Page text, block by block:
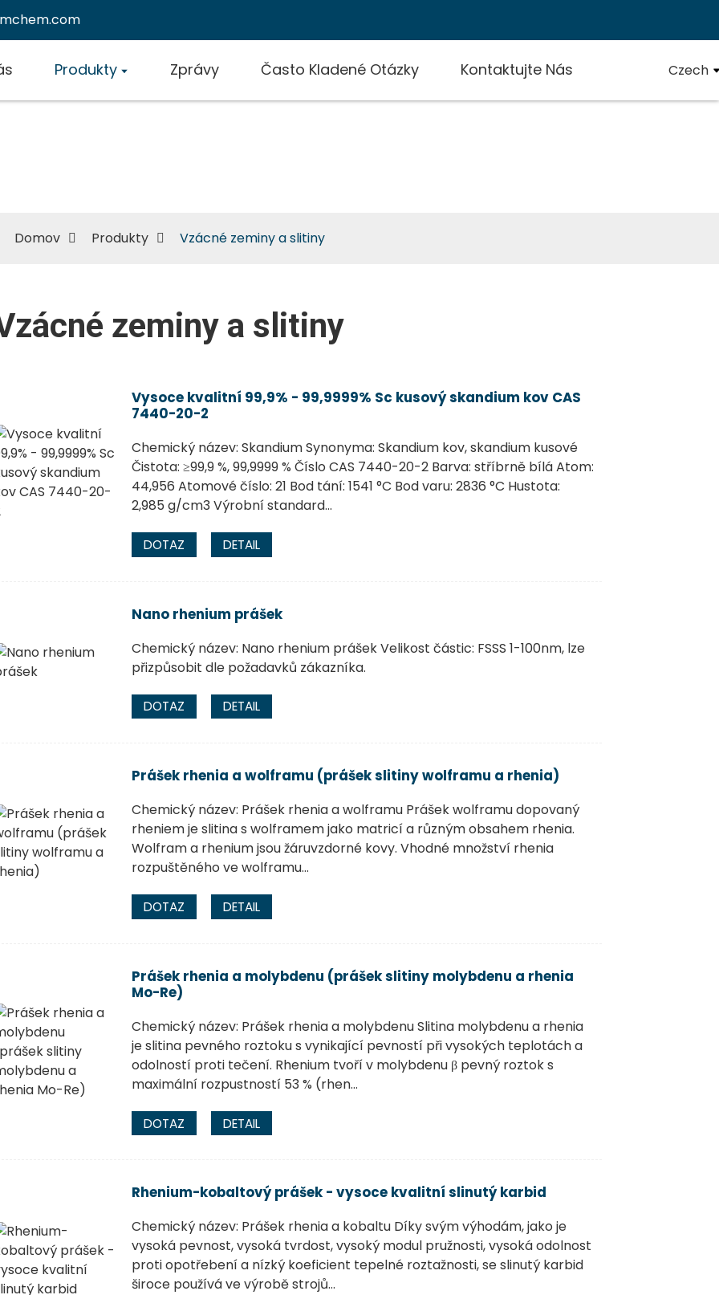
Produkty Zprávy Často Kladené Otázky Kontaktujte Nás Czech
Domov Produkty Vzácné zeminy a slitiny
zeminy a slitiny
Vysoce kvalitní 99,9% - 99,9999% Sc kusový skandium kov CAS
7440-20-2
Chemický název: Skandium Synonyma: Skandium kov, skandium kusové
Čistota: ≥99,9 %, 99,9999 % Číslo CAS 7440-20-2 Barva: stříbrně bílá Atom:
44,956 Atomové číslo: 21 Bod tání: 1541 °C Bod varu: 2836 °C Hustota:
2,985 g/cm3 Výrobní standard...
DOTAZ DETAIL
Nano rhenium prášek
Chemický název: Nano rhenium prášek Velikost částic: FSSS 1-100nm, lze
přizpůsobit dle požadavků zákazníka.
DOTAZ DETAIL
Prášek rhenia a wolframu (prášek slitiny wolframu a rhenia)
Chemický název: Prášek rhenia a wolframu Prášek wolframu dopovaný
rheniem je slitina s wolframem jako matricí a různým obsahem rhenia.
Wolfram a rhenium jsou žáruvzdorné kovy. Vhodné množství rhenia
rozpuštěného ve wolframu...
DOTAZ DETAIL
Prášek rhenia a molybdenu (prášek slitiny molybdenu a rhenia
Mo-Re)
Chemický název: Prášek rhenia a molybdenu Slitina molybdenu a rhenia
je slitina pevného roztoku s vynikající pevností při vysokých teplotách a
odolností proti tečení. Rhenium tvoří v molybdenu β pevný roztok s
maximální rozpustností 53 % (rhen...
DOTAZ DETAIL
Rhenium-kobaltový prášek - vysoce kvalitní slinutý karbid
Chemický název: Prášek rhenia a kobaltu Díky svým výhodám, jako je
vysoká pevnost, vysoká tvrdost, vysoký modul pružnosti, vysoká odolnost
proti opotřebení a nízký koeficient tepelné roztažnosti, se slinutý karbid
široce používá ve výrobě strojů...